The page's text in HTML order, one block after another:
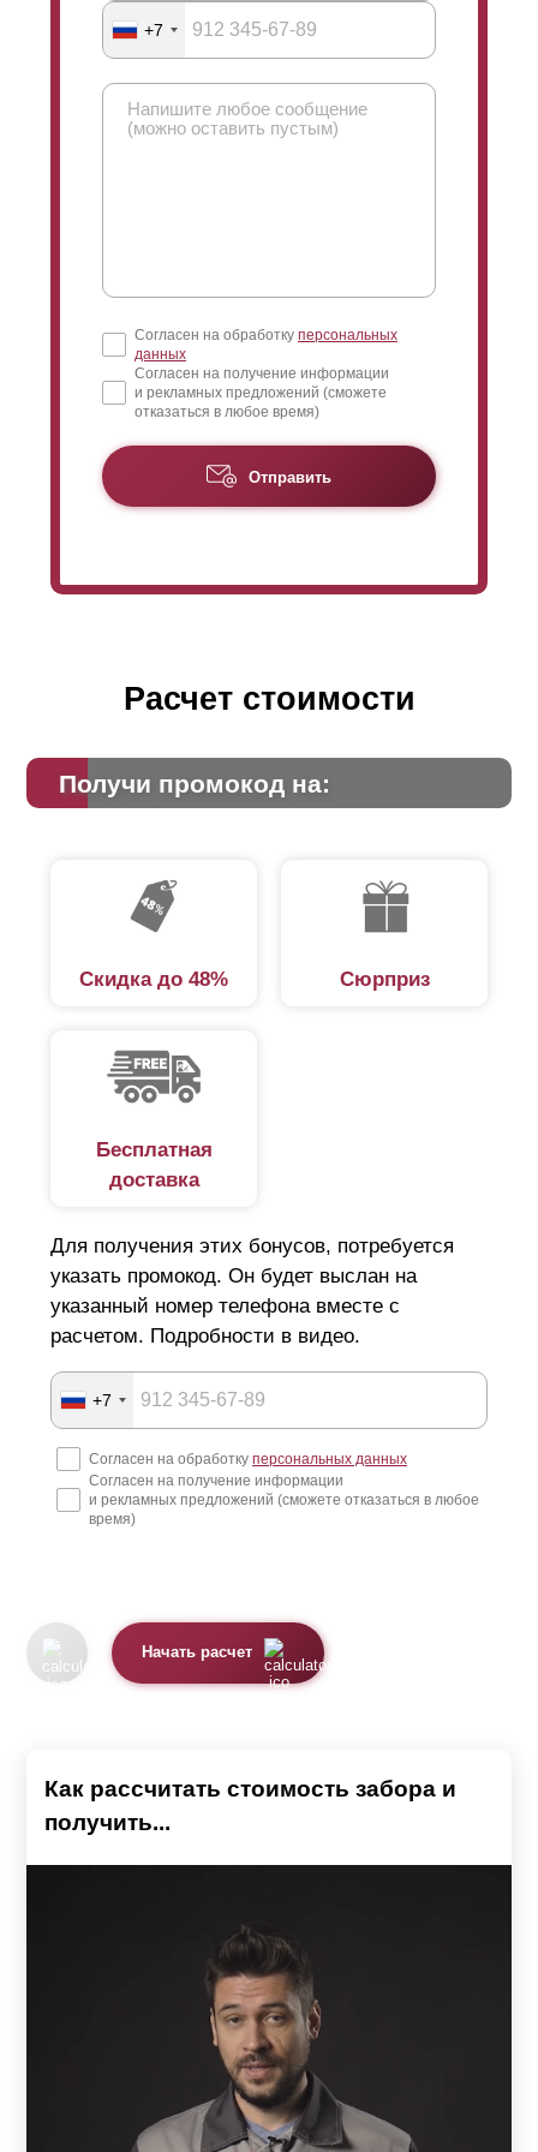
+7
Согласен на обработку персональных
данных
Согласен на получение информации
и рекламных предложений (сможете
отказаться в любое время)
Отправить
Расчет стоимости
Получи промокод на:
Скидка до 48% Сюрприз
Бесплатная
доставка
Для получения этих бонусов, потребуется
указать промокод. Он будет выслан на
указанный номер телефона вместе с
расчетом. Подробности в видео.
+7
Согласен на обработку персональных данных
Согласен на получение информации
и рекламных предложений (сможете отказаться в любое
время)
Начать расчет
Как рассчитать стоимость забора и
получить...